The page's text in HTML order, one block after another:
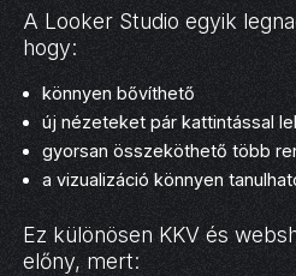
A Looker Studio egyik
hogy:
könnyen bővíthető
új nézeteket pár kattintással
gyorsan összeköthető több
a vizualizáció könnyen
Ez különösen KKV és
előny, mert: